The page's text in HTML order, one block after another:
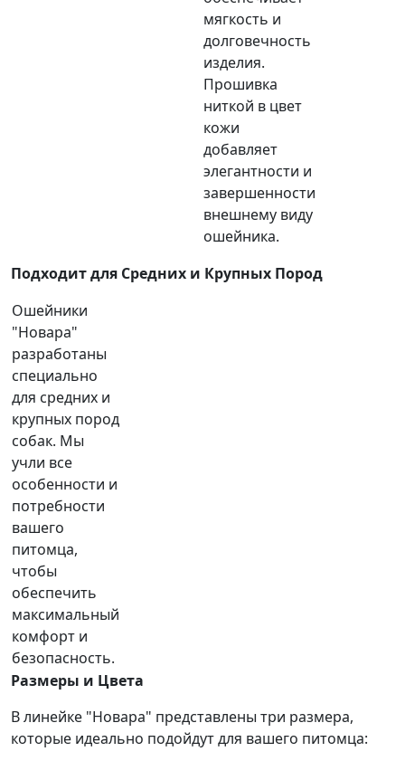
мягкость и
долговечность
изделия.
Прошивка
ниткой в цвет
кожи
добавляет
элегантности и
завершенности
внешнему виду
ошейника.
Подходит для Средних и Крупных Пород
Ошейники
"Новара"
разработаны
специально
для средних и
крупных пород
собак. Мы
учли все
особенности и
потребности
вашего
питомца,
чтобы
обеспечить
максимальный
комфорт и
безопасность.
Размеры и Цвета
В линейке "Новара" представлены три размера,
которые идеально подойдут для вашего питомца: